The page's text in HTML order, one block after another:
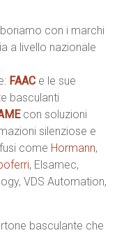
con i marchi
a livello nazionale
FAAC e le sue
basculanti
con soluzioni
silenziose e
come Hormann,
, Elsamec,
VDS Automation,
basculante che